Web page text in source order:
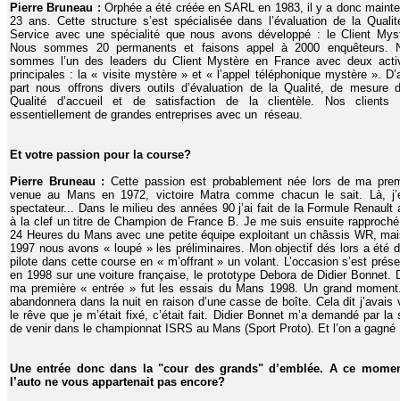
Pierre Bruneau : Orphée a été créée en SARL en 1983, il y a donc
23 ans. Cette structure s’est spécialisée dans l’évaluation de la
Service avec une spécialité que nous avons développé : le Client
Nous sommes 20 permanents et faisons appel à 2000 enquêteurs.
sommes l’un des leaders du Client Mystère en France avec deux
principales : la « visite mystère » et « l’appel téléphonique mystère ».
part nous offrons divers outils d’évaluation de la Qualité, de mesure
Qualité d’accueil et de satisfaction de la clientèle. Nos clients
essentiellement de grandes entreprises avec un réseau.
Et votre passion pour la course?
Pierre Bruneau : Cette passion est probablement née lors de ma
venue au Mans en 1972, victoire Matra comme chacun le sait. Là,
spectateur... Dans le milieu des années 90 j’ai fait de la Formule Renault
à la clef un titre de Champion de France B. Je me suis ensuite
24 Heures du Mans avec une petite équipe exploitant un châssis WR,
1997 nous avons « loupé » les préliminaires. Mon objectif dés lors a été
pilote dans cette course en « m’offrant » un volant. L’occasion s’est
en 1998 sur une voiture française, le prototype Debora de Didier Bonnet.
ma première « entrée » fut les essais du Mans 1998. Un grand
abandonnera dans la nuit en raison d’une casse de boîte. Cela dit j’avais
le rêve que je m’était fixé, c’était fait. Didier Bonnet m’a demandé par la
de venir dans le championnat ISRS au Mans (Sport Proto). Et l’on a gagné
Une entrée donc dans la "cour des grands" d’emblée. A ce
l’auto ne vous appartenait pas encore?